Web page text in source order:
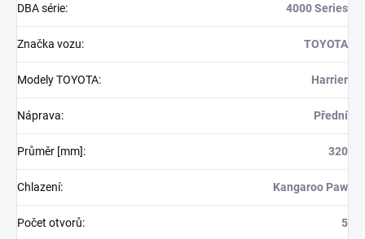
DBA série: 4000 Series
Značka vozu: TOYOTA
Modely TOYOTA: Harrier
Náprava: Přední
Průměr [mm]: 320
Chlazení: Kangaroo Paw
Počet otvorů: 5